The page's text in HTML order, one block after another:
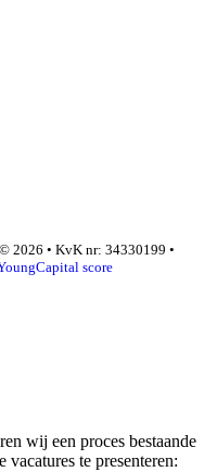
2026 • KvK nr: 34330199 •
score
wij een proces bestaande
vacatures te presenteren: